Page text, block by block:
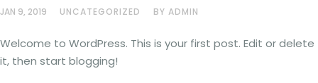
JAN 9, 2019 UNCATEGORIZED BY ADMIN
Welcome to WordPress. This is your first post. Edit or delete
it, then start blogging!